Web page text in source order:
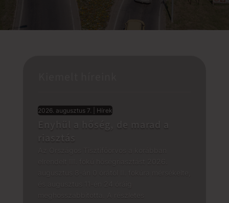
Enyhül a hőség, de marad a
riasztás
2026. augusztus 7. Hírek